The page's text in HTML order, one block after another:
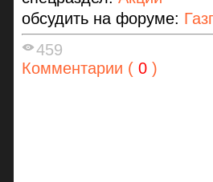
обсудить на форуме:
459
Комментарии ( 0 )